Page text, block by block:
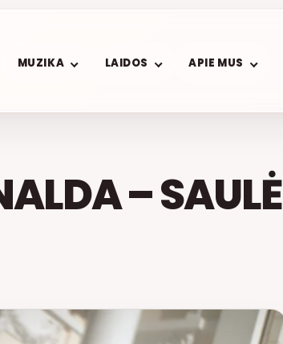
MUZIKA LAIDOS APIE MUS
– SAULĖ